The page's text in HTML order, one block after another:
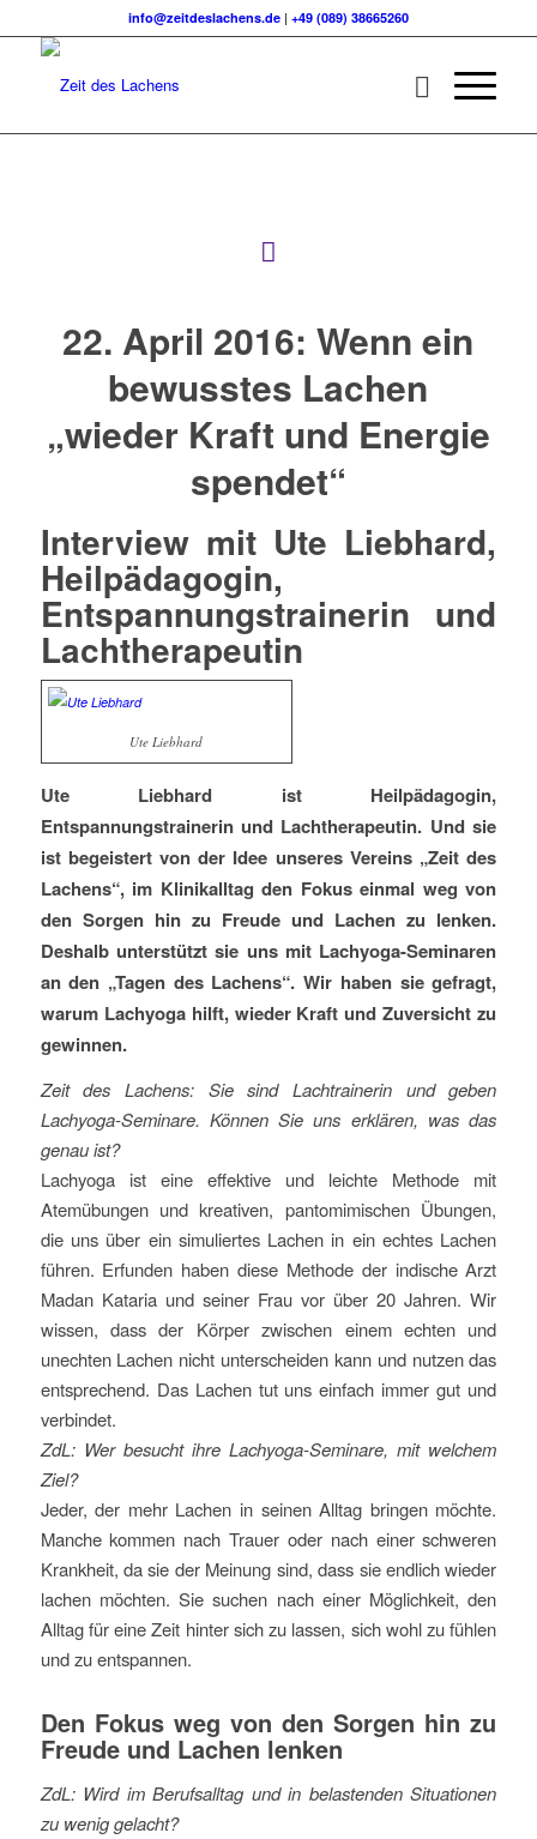
info@zeitdeslachens.de| +49 (089) 38665260
22. April 2016: Wenn ein
bewusstes Lachen
„wieder Kraft und Energie
spendet“
Interview mit Ute Liebhard,
Heilpädagogin,
Entspannungstrainerin und
Lachtherapeutin
Ute Liebhard
Ute Liebhard ist Heilpädagogin,
Entspannungstrainerin und Lachtherapeutin. Und sie
ist begeistert von der Idee unseres Vereins „Zeit des
Lachens“, im Klinikalltag den Fokus einmal weg von
den Sorgen hin zu Freude und Lachen zu lenken.
Deshalb unterstützt sie uns mit Lachyoga-Seminaren
an den „Tagen des Lachens“. Wir haben sie gefragt,
warum Lachyoga hilft, wieder Kraft und Zuversicht zu
gewinnen.
Zeit des Lachens: Sie sind Lachtrainerin und geben
Lachyoga-Seminare. Können Sie uns erklären, was das
genau ist?
Lachyoga ist eine effektive und leichte Methode mit
Atemübungen und kreativen, pantomimischen Übungen,
die uns über ein simuliertes Lachen in ein echtes Lachen
führen. Erfunden haben diese Methode der indische Arzt
Madan Kataria und seiner Frau vor über 20 Jahren. Wir
wissen, dass der Körper zwischen einem echten und
unechten Lachen nicht unterscheiden kann und nutzen das
entsprechend. Das Lachen tut uns einfach immer gut und
verbindet.
ZdL: Wer besucht ihre Lachyoga-Seminare, mit welchem
Ziel?
Jeder, der mehr Lachen in seinen Alltag bringen möchte.
Manche kommen nach Trauer oder nach einer schweren
Krankheit, da sie der Meinung sind, dass sie endlich wieder
lachen möchten. Sie suchen nach einer Möglichkeit, den
Alltag für eine Zeit hinter sich zu lassen, sich wohl zu fühlen
und zu entspannen.
Den Fokus weg von den Sorgen hin zu
Freude und Lachen lenken
ZdL: Wird im Berufsalltag und in belastenden Situationen
zu wenig gelacht?